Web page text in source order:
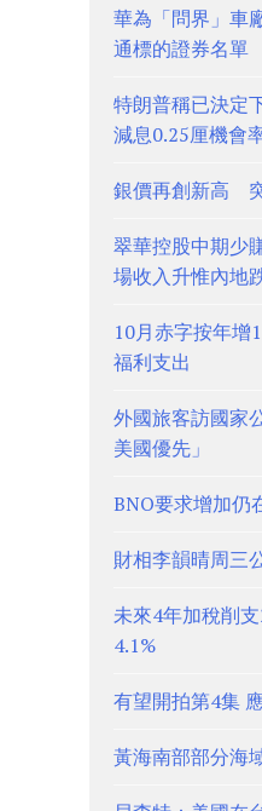
華為「問界」車
通標的證券名單
特朗普稱已決定
減息0.25厘機會
銀價再創新高
翠華控股中期
場收入升惟內地
10月赤字按年增
福利支出
外國旅客訪國家
美國優先」
BNO要求增加仍
財相李韻晴周三
未來4年加稅削
4.1%
有望開拍第4集
黃海南部部分海